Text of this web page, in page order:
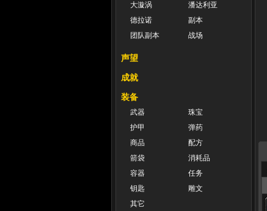
大漩涡
潘达利亚
德拉诺
副本
团队副本
战场
声望
成就
装备
武器
珠宝
护甲
弹药
商品
配方
箭袋
消耗品
容器
任务
钥匙
雕文
其它